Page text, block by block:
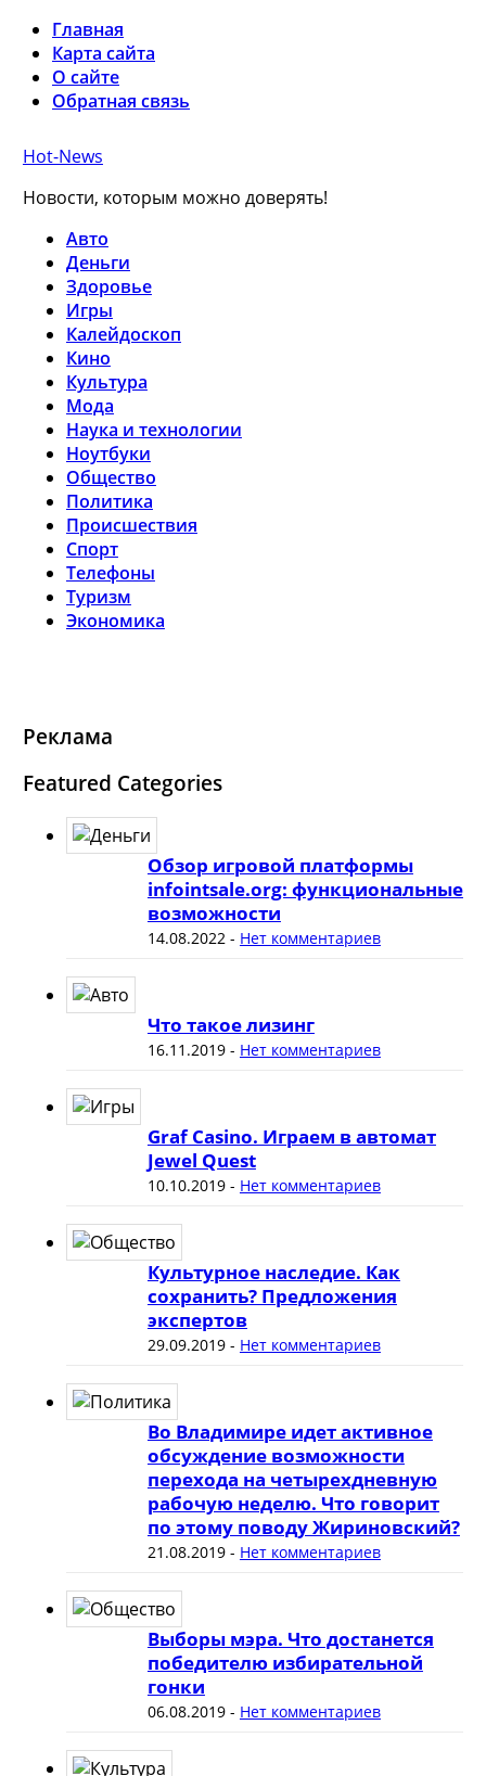
Главная
Карта сайта
О сайте
Обратная связь
Hot-News
Новости, которым можно доверять!
Авто
Деньги
Здоровье
Игры
Калейдоскоп
Кино
Культура
Мода
Наука и технологии
Ноутбуки
Общество
Политика
Происшествия
Спорт
Телефоны
Туризм
Экономика
Реклама
Featured Categories
Обзор игровой платформы
infointsale.org: функциональные
возможности
14.08.2022- Нет комментариев
Что такое лизинг
16.11.2019- Нет комментариев
Graf Casino. Играем в автомат
Jewel Quest
10.10.2019- Нет комментариев
Культурное наследие. Как
сохранить? Предложения
экспертов
29.09.2019- Нет комментариев
Во Владимире идет активное
обсуждение возможности
перехода на четырехдневную
рабочую неделю. Что говорит
по этому поводу Жириновский?
21.08.2019- Нет комментариев
Выборы мэра. Что достанется
победителю избирательной
гонки
06.08.2019- Нет комментариев